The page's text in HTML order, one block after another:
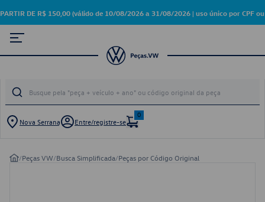
DE R$ 150,00 (válido de 10/08/2026 a 31/08/2026 | uso único por CPF ou
Nova Serrana Entre/registre-se
0
/Peças VW/Busca Simplificada/Peças por Código Original